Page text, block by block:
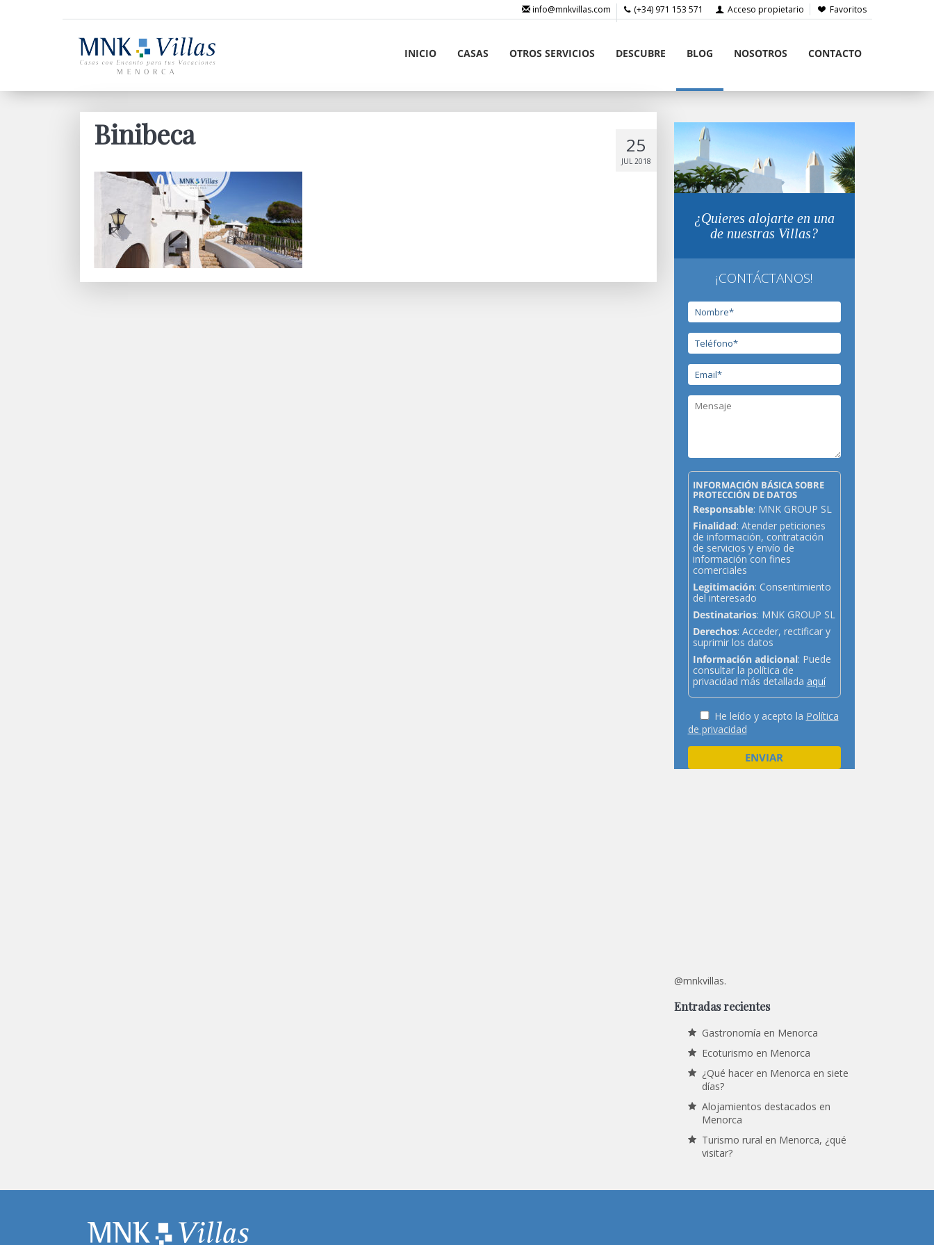
Favoritos
Acceso propietario
(+34) 971 153 571
info@mnkvillas.com
INICIO CASAS OTROS SERVICIOS DESCUBRE BLOG NOSOTROS CONTACTO
25
JUL 2018
Binibeca
¿Quieres alojarte en una
de nuestras Villas?
¡CONTÁCTANOS!
INFORMACIÓN BÁSICA SOBRE
PROTECCIÓN DE DATOS
Responsable: MNK GROUP SL
Finalidad: Atender peticiones
de información, contratación
de servicios y envío de
información con fines
comerciales
Legitimación: Consentimiento
del interesado
Destinatarios: MNK GROUP SL
Derechos: Acceder, rectificar y
suprimir los datos
Información adicional: Puede
consultar la política de
privacidad más detallada aquí
He leído y acepto la Política
de privacidad
@mnkvillas.
Entradas recientes
Gastronomía en Menorca
Ecoturismo en Menorca
¿Qué hacer en Menorca en siete
días?
Alojamientos destacados en
Menorca
Turismo rural en Menorca, ¿qué
visitar?